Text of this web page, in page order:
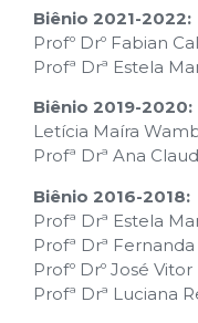
Biênio 2021-2022:
Profº Drº Fabian
Profª Drª Estela
Biênio 2019-2020:
Letícia Maíra
Profª Drª Ana
Biênio 2016-2018:
Profª Drª Estela
Profª Drª
Profº Drº José
Profª Drª Luciana